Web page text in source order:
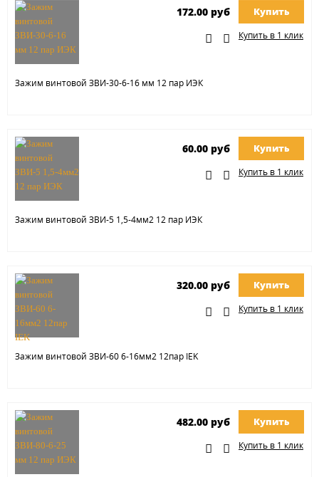
Зажим винтовой ЗВИ-30-6-16 мм 12 пар ИЭК
172.00 руб Купить
Купить в 1 клик
Зажим винтовой ЗВИ-5 1,5-4мм2 12 пар ИЭК
60.00 руб Купить
Купить в 1 клик
Зажим винтовой ЗВИ-60 6-16мм2 12пар IEK
320.00 руб Купить
Купить в 1 клик
482.00 руб Купить
Купить в 1 клик